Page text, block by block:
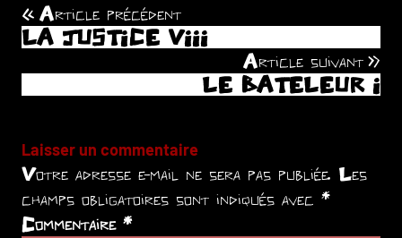
Navigation
de
l’article
Article précédent
LA JUSTICE VIII
Article suivant
LE BATELEUR I
Laisser un commentaire
Votre adresse e-mail ne sera pas publiée. Les
champs obligatoires sont indiqués avec *
Commentaire *